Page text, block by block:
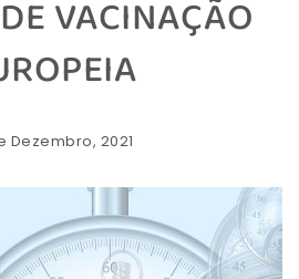
VACINAÇÃO
Dezembro, 2021